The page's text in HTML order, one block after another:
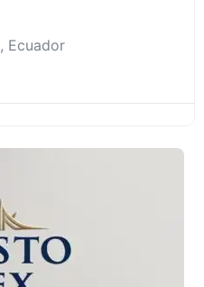
, Ecuador